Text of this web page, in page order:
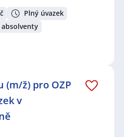
Plný úvazek
(m/ž) pro OZP
v